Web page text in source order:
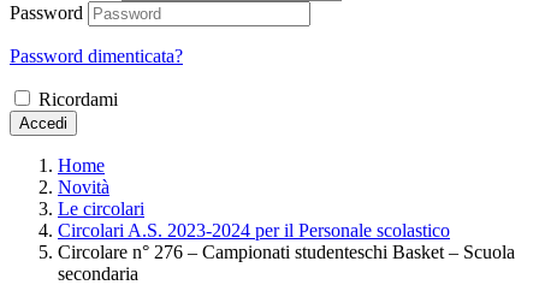
Password
Password dimenticata?
Ricordami
Accedi
Home
Novità
Le circolari
Circolari A.S. 2023-2024 per il Personale scolastico
Circolare n° 276 – Campionati studenteschi Basket – Scuola
secondaria